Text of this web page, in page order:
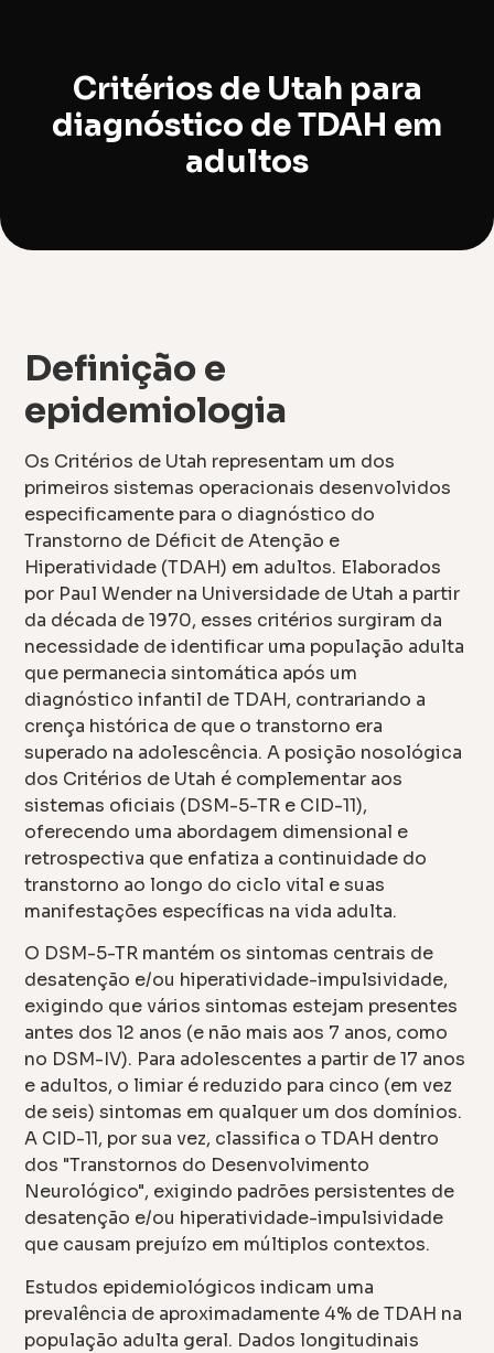
Critérios de Utah para
diagnóstico de TDAH em
adultos
Definição e
epidemiologia
Os Critérios de Utah representam um dos
primeiros sistemas operacionais desenvolvidos
especificamente para o diagnóstico do
Transtorno de Déficit de Atenção e
Hiperatividade (TDAH) em adultos. Elaborados
por Paul Wender na Universidade de Utah a partir
da década de 1970, esses critérios surgiram da
necessidade de identificar uma população adulta
que permanecia sintomática após um
diagnóstico infantil de TDAH, contrariando a
crença histórica de que o transtorno era
superado na adolescência. A posição nosológica
dos Critérios de Utah é complementar aos
sistemas oficiais (DSM-5-TR e CID-11),
oferecendo uma abordagem dimensional e
retrospectiva que enfatiza a continuidade do
transtorno ao longo do ciclo vital e suas
manifestações específicas na vida adulta.
O DSM-5-TR mantém os sintomas centrais de
desatenção e/ou hiperatividade-impulsividade,
exigindo que vários sintomas estejam presentes
antes dos 12 anos (e não mais aos 7 anos, como
no DSM-IV). Para adolescentes a partir de 17 anos
e adultos, o limiar é reduzido para cinco (em vez
de seis) sintomas em qualquer um dos domínios.
A CID-11, por sua vez, classifica o TDAH dentro
dos "Transtornos do Desenvolvimento
Neurológico", exigindo padrões persistentes de
desatenção e/ou hiperatividade-impulsividade
que causam prejuízo em múltiplos contextos.
Estudos epidemiológicos indicam uma
prevalência de aproximadamente 4% de TDAH na
população adulta geral. Dados longitudinais